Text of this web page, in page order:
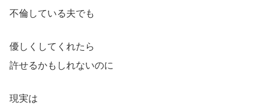
不倫している夫でも
優しくしてくれたら
許せるかもしれないのに
現実は